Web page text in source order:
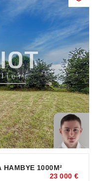
HAMBYE 1000M²
23 000 €